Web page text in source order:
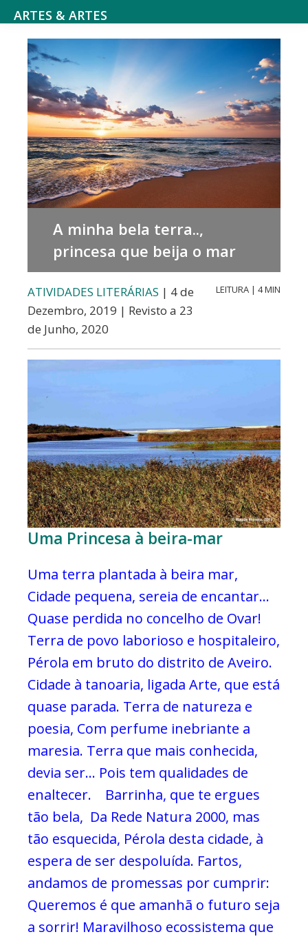
Saltar
menu
principal
Skip
main
content
ARTES & ARTES
Cultura
Entretenimento,
Atividades
literárias,
Cinema
séries,
Teatro,
música
dança,
Arte
A minha bela terra..,
princesa que beija o mar
ATIVIDADES LITERÁRIAS | 4 de
Dezembro, 2019 | Revisto a 23
de Junho, 2020
LEITURA | 4 MIN
Uma Princesa à beira-mar
Uma terra plantada à beira mar,
Cidade pequena, sereia de encantar…
Quase perdida no concelho de Ovar!
Terra de povo laborioso e hospitaleiro,
Pérola em bruto do distrito de Aveiro.
Cidade à tanoaria, ligada Arte, que está
quase parada. Terra de natureza e
poesia, Com perfume inebriante a
maresia. Terra que mais conhecida,
devia ser… Pois tem qualidades de
enaltecer.
Barrinha, que te ergues
tão bela, Da Rede Natura 2000, mas
tão esquecida, Pérola desta cidade, à
espera de ser despoluída. Fartos,
andamos de promessas por cumprir:
Queremos é que amanhã o futuro seja
a sorrir! Maravilhoso ecossistema que